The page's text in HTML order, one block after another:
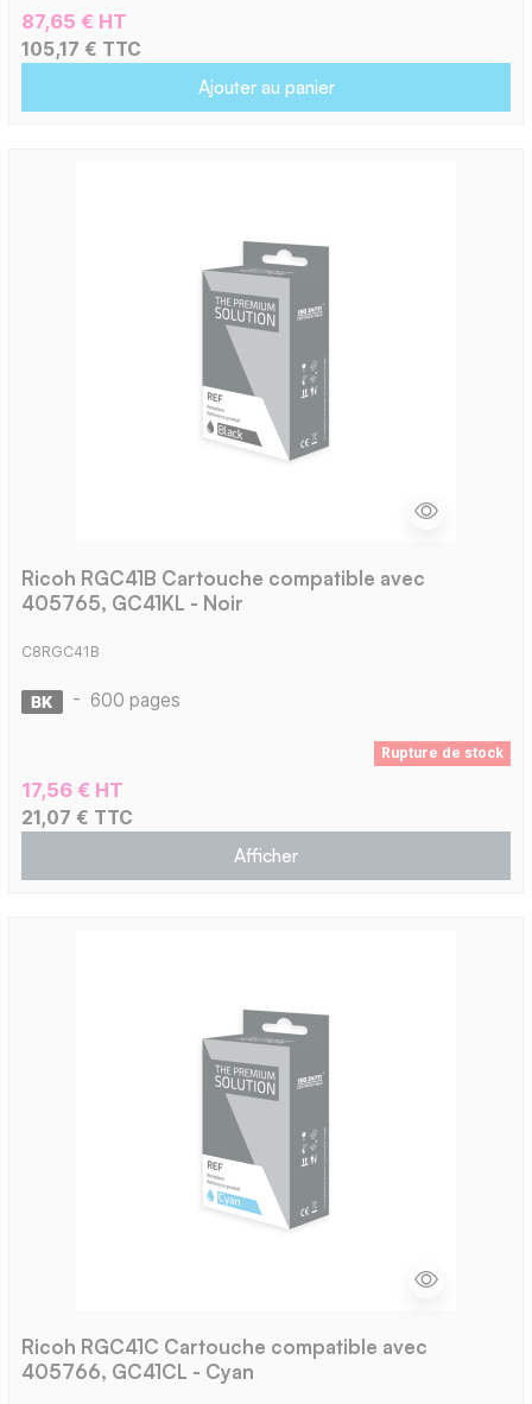
87,65 € HT
105,17 € TTC
Ajouter au panier
Ricoh RGC41B Cartouche compatible avec
405765, GC41KL - Noir
C8RGC41B
- 600 pages
Rupture de stock
17,56 € HT
21,07 € TTC
Afficher
Ricoh RGC41C Cartouche compatible avec
405766, GC41CL - Cyan